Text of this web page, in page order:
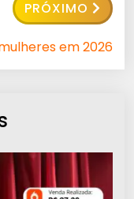
PRÓXIMO
em 2026